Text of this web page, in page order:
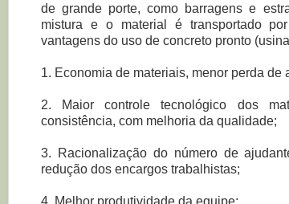
de grande porte, como barragens e
mistura e o material é transportado
vantagens do uso de concreto pronto
1. Economia de materiais, menor perda de
2. Maior controle tecnológico dos
consistência, com melhoria da qualidade;
3. Racionalização do número de
redução dos encargos trabalhistas;
4. Melhor produtividade da equipe;